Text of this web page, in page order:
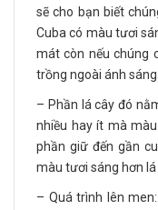
sẽ cho bạn biết
Cuba có màu tươi
mát còn nếu chúng
trồng ngoài ánh sáng.
– Phần lá cây đó
nhiều hay ít mà
phần giữ đến gần
màu tươi sáng hơn lá
– Quá trình lên